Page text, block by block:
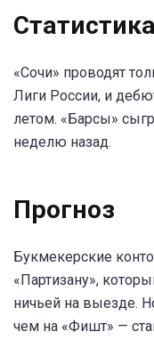
«Сочи» проводят
Лиги России, и
летом. «Барсы»
неделю назад.
Прогноз
Букмекерские
«Партизану»,
ничьей на выезде.
чем на «Фишт» —